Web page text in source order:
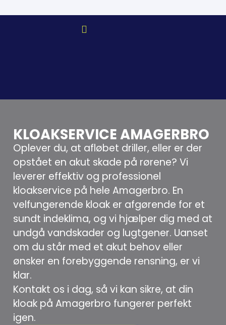
KLOAKSERVICE AMAGERBRO
Oplever du, at afløbet driller, eller er der
opstået en akut skade på rørene? Vi
leverer effektiv og professionel
kloakservice på hele Amagerbro. En
velfungerende kloak er afgørende for et
sundt indeklima, og vi hjælper dig med at
undgå vandskader og lugtgener. Uanset
om du står med et akut behov eller
ønsker en forebyggende rensning, er vi
klar.
Kontakt os i dag, så vi kan sikre, at din
kloak på Amagerbro fungerer perfekt
igen.